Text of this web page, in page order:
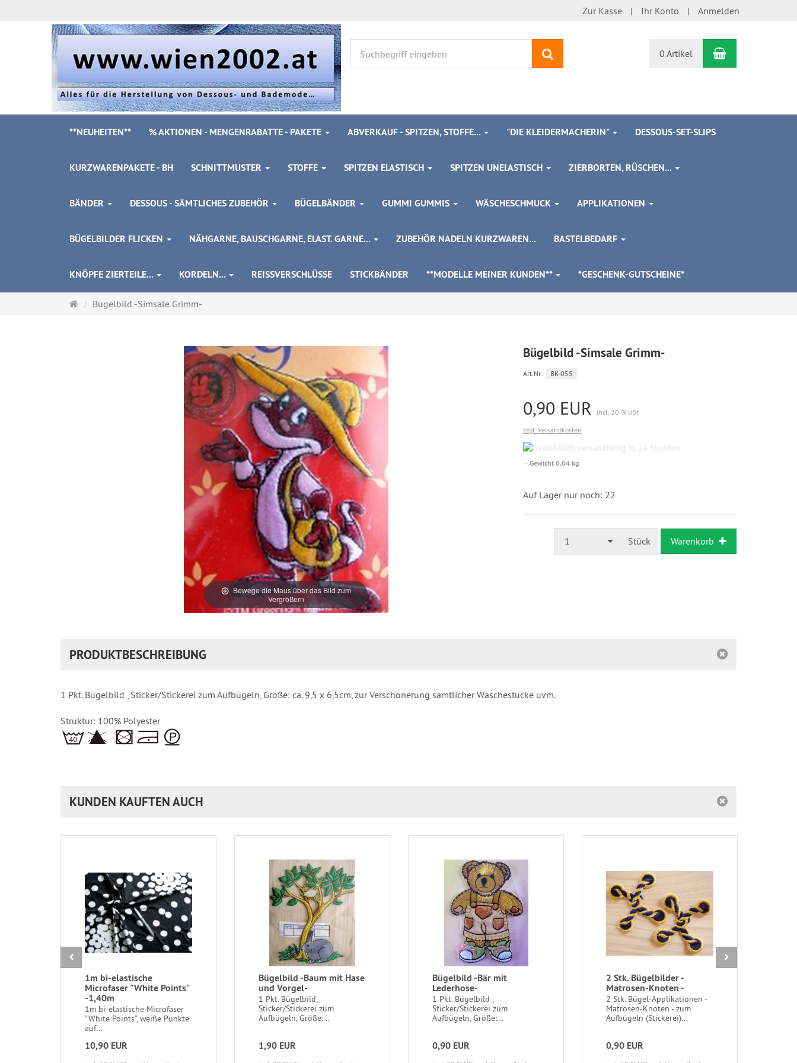
Zur Kasse Ihr Konto Anmelden
0 Artikel Warenkorb
**NEUHEITEN** % AKTIONEN - MENGENRABATTE - PAKETE ABVERKAUF - SPITZEN, STOFFE... "DIE KLEIDERMACHERIN" DESSOUS-SET-SLIPS
KURZWARENPAKETE - BH SCHNITTMUSTER STOFFE SPITZEN ELASTISCH SPITZEN UNELASTISCH ZIERBORTEN, RÜSCHEN...
BÄNDER DESSOUS - SÄMTLICHES ZUBEHÖR BÜGELBÄNDER GUMMI GUMMIS WÄSCHESCHMUCK APPLIKATIONEN
BÜGELBILDER FLICKEN NÄHGARNE, BAUSCHGARNE, ELAST. GARNE... ZUBEHÖR NADELN KURZWAREN... BASTELBEDARF
KNÖPFE ZIERTEILE... KORDELN... REISSVERSCHLÜSSE STICKBÄNDER **MODELLE MEINER KUNDEN** *GESCHENK-GUTSCHEINE*
Startseite
Bügelbild -Simsale Grimm-
Bewege die Maus über das Bild zum
Vergrößern
Bügelbild -Simsale Grimm-
Art.Nr.: BK-055
0,90 EUR
incl. 20 % USt
zzgl. Versandkosten
Gewicht 0,04 kg
Auf Lager nur noch: 22
1 Stück Warenkorb
PRODUKTBESCHREIBUNG
1 Pkt. Bügelbild , Sticker/Stickerei zum Aufbügeln, Größe: ca. 9,5 x 6,5cm, zur Verschönerung sämtlicher Wäschestücke uvm.
Struktur: 100% Polyester
KUNDEN KAUFTEN AUCH
1m bi-elastische
Microfaser "White Points"
-1,40m
1m bi-elastische Microfaser
"White Points", weiße Punkte
auf...
10,90 EUR
Bügelbild -Baum mit Hase
und Vorgel-
1 Pkt. Bügelbild,
Sticker/Stickerei zum
Aufbügeln, Größe:...
1,90 EUR
Bügelbild -Bär mit
Lederhose-
1 Pkt. Bügelbild ,
Sticker/Stickerei zum
Aufbügeln, Größe:...
0,90 EUR
2 Stk. Bügelbilder -
Matrosen-Knoten -
2 Stk. Bügel-Applikationen -
Matrosen-Knoten - zum
Aufbügeln (Stickerei)...
0,90 EUR